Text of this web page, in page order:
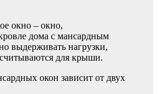
окно – окно,
дома с мансардным
выдерживать нагрузки,
для крыши.
окон зависит от двух